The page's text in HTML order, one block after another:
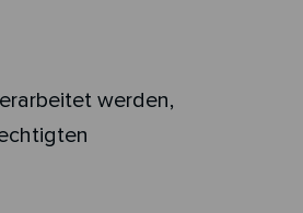
werden,